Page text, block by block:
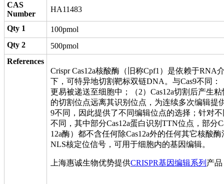
CAS
Number
HA11483
Qty 1
100pmol
Qty 2
500pmol
References
Crispr Cas12a核酸酶（旧称Cpf1）是依赖于
下，可特异地切割靶标双链DNA。与Cas9不同
更易被递送至细胞中；（2）Cas12a切割后产生
的切割位点远离其识别位点，为连续多次编辑提
9不同，因此提供了不同编辑位点的选择；针对
不同，其中部分Cas12a蛋白识别TTN位点，部分
12a酶）都不含任何除Cas12a外的任何其它核酸
NLS核定位信号，可用于细胞内的基因编辑。
上海惠诚生物优势提供CRISPR基因编辑系列 产品